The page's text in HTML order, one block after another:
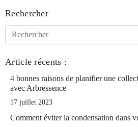
Rechercher
Article récents :
4 bonnes raisons de planifier une
avec Arbressence
17 juillet 2023
Comment éviter la condensation dans